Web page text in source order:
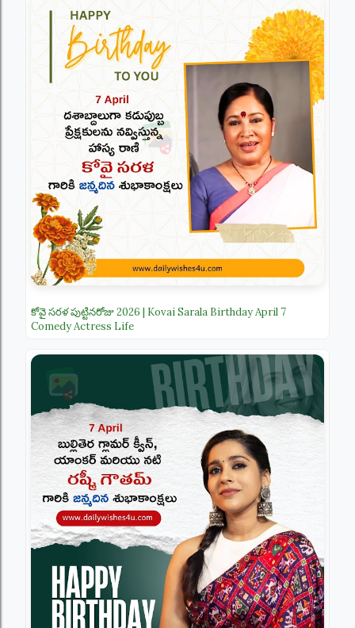
కోవై సరళ పుట్టినరోజు 2026 | Kovai Sarala Birthday April 7
Comedy Actress Life